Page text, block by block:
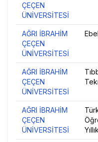
ÇEÇEN
ÜNİVERSİTESİ
AĞRI İBRAHİM
ÇEÇEN
ÜNİVERSİTESİ
AĞRI İBRAHİM
ÇEÇEN
ÜNİVERSİTESİ
AĞRI İBRAHİM
ÇEÇEN
ÜNİVERSİTESİ